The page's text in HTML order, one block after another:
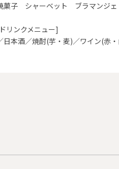
菓子 シャーベット ブラマンジェ
リンクメニュー]
日本酒／焼酎(芋・麦)／ワイン(赤